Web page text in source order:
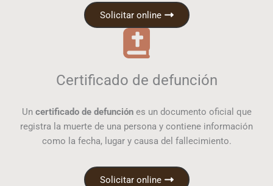
Solicitar online
Certificado de defunción
Un certificado de defunciónes un documento oficial que
registra la muerte de una persona y contiene información
como la fecha, lugar y causa del fallecimiento.
Solicitar online